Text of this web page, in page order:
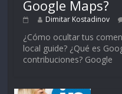
Google Maps?
Dimitar Kostadinov
¿Cómo ocultar tus
local guide? ¿Qué es
contribuciones? Google